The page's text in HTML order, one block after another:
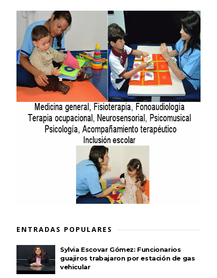
ENTRADAS POPULARES
Sylvia Escovar Gómez: Funcionarios
guajiros trabajaron por estación de gas
vehicular